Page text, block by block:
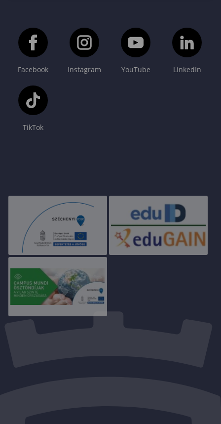
Facebook Instagram YouTube LinkedIn
TikTok